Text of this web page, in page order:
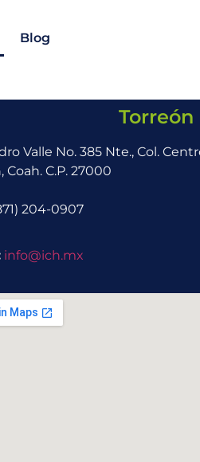
Blog
Torreón
Valle No. 385 Nte., Col.
Coah. C.P. 27000
204-0907
info@ich.mx